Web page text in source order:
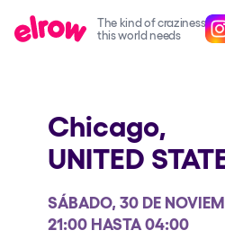
The kind of craziness
this world needs
elrow Ibiza x [UNVRS]
elrow Town 2026
Snowrow Festival 2026
elrow Island 2026
Chicago,
UNITED
SÁBADO, 30 DE
21:00 HASTA 04:00